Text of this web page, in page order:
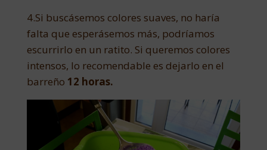
4.Si buscásemos colores suaves, no haría
falta que esperásemos más, podríamos
escurrirlo en un ratito. Si queremos colores
intensos, lo recomendable es dejarlo en el
barreño 12 horas.